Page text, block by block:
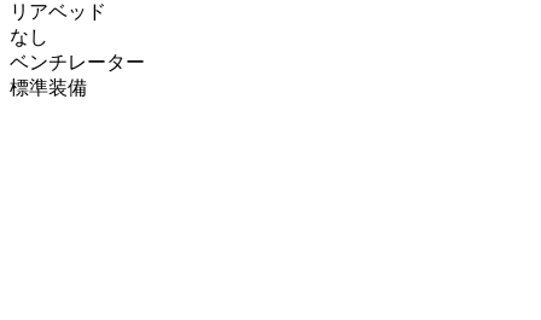
リアベッド
なし
ベンチレーター
標準装備